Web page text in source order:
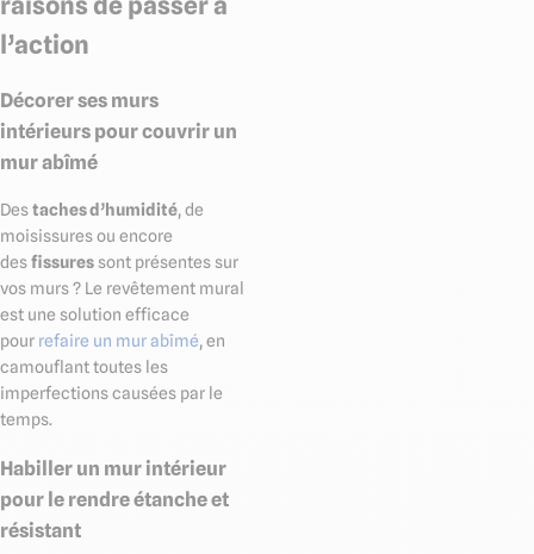
l’action
Décorer ses murs
intérieurs pour couvrir un
mur abîmé
Destaches d’humidité, de
moisissures ou encore
desfissures sont présentes sur
vos murs ? Le revêtement mural
est une solution efficace
pour refaire un mur abîmé, en
camouflant toutes les
imperfections causées par le
temps.
Habiller un mur intérieur
pour le rendre étanche et
résistant